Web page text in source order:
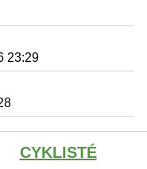
23:29
CYKLISTÉ